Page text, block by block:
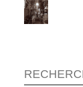
Recherche :